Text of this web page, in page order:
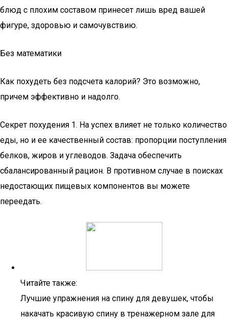
блюд с плохим составом принесет лишь вред вашей
фигуре, здоровью и самочувствию.
Без математики
Как похудеть без подсчета калорий? Это возможно,
причем эффективно и надолго.
Секрет похудения 1. На успех влияет не только количество
еды, но и ее качественный состав: пропорции поступления
белков, жиров и углеводов. Задача обеспечить
сбалансированный рацион. В противном случае в поисках
недостающих пищевых компонентов вы можете
переедать.
Читайте также:
Лучшие упражнения на спину для девушек, чтобы
накачать красивую спину в тренажерном зале для